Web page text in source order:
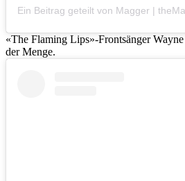
«The Flaming Lips»-Frontsänger
der Menge.